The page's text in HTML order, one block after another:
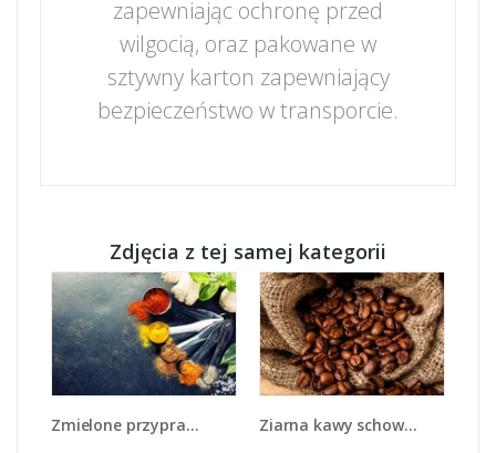
zapewniając ochronę przed
wilgocią, oraz pakowane w
sztywny karton zapewniający
bezpieczeństwo w transporcie.
Zdjęcia z tej samej kategorii
Zmielone przyprawy w miarkach - JN735 Ziarna kawy schowane w ciemnym worku - JN660